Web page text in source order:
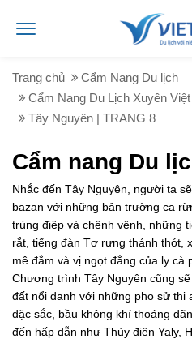
Trang chủ
Cẩm Nang Du lịch
Cẩm Nang Du Lịch Xuyên
Tây Nguyên | TRANG 8
Cẩm nang Du
Nhắc đến Tây Nguyên, người ta
bazan với những bản trường ca
trùng điệp và chênh vênh, những
rắt, tiếng đàn Tơ rưng thánh thót,
mê đắm và vị ngọt đắng của ly cà
Chương trình Tây Nguyên cũng
đất nổi danh với những pho sử thi
đặc sắc, bầu không khí thoáng
đến hấp dẫn như Thủy điện Yaly,